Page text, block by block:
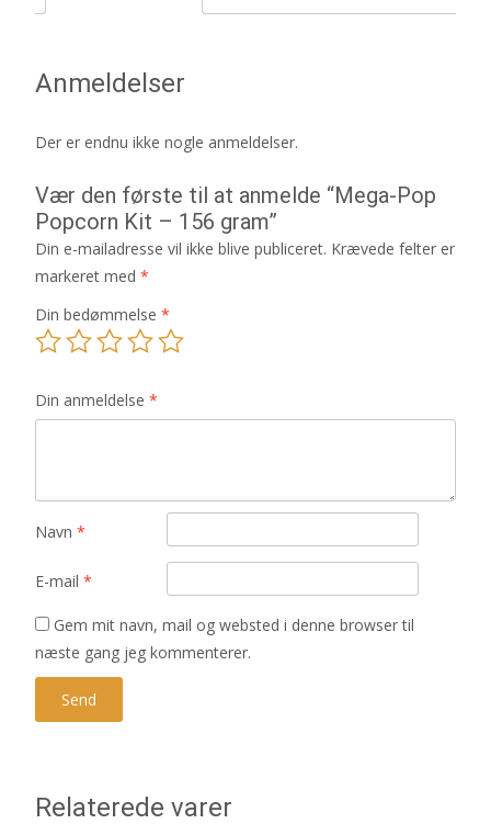
Anmeldelser
Der er endnu ikke nogle anmeldelser.
Vær den første til at anmelde “Mega-Pop
Popcorn Kit – 156 gram”
Din e-mailadresse vil ikke blive publiceret. Krævede felter er
markeret med *
Din bedømmelse *
Din anmeldelse *
Navn *
E-mail *
Gem mit navn, mail og websted i denne browser til
næste gang jeg kommenterer.
Relaterede varer